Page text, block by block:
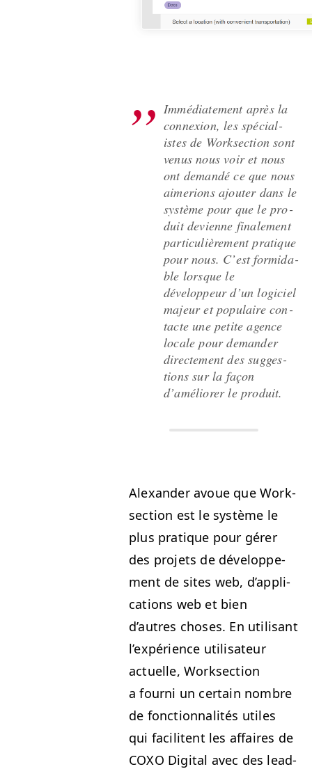
Immé­di­ate­ment après la
con­nex­ion, les spé­cial­
istes de Work­sec­tion sont
venus nous voir et nous
ont demandé ce que nous
aime­ri­ons ajouter dans le
sys­tème pour que le pro­
duit devi­enne finale­ment
par­ti­c­ulière­ment pra­tique
pour nous. C’est for­mi­da­
ble lorsque le
développeur d’un logi­ciel
majeur et pop­u­laire con­
tacte une petite agence
locale pour deman­der
directe­ment des sug­ges­
tions sur la façon
d’amélior­er le produit.
Alexan­der avoue que Work­
sec­tion est le sys­tème le
plus pra­tique pour gér­er
des pro­jets de développe­
ment de sites web, d’ap­pli­
ca­tions web et bien
d’autres choses. En util­isant
l’ex­péri­ence util­isa­teur
actuelle, Work­sec­tion
a fourni un cer­tain nom­bre
de fonc­tion­nal­ités utiles
qui facili­tent les affaires de
COXO Dig­i­tal avec des lead­